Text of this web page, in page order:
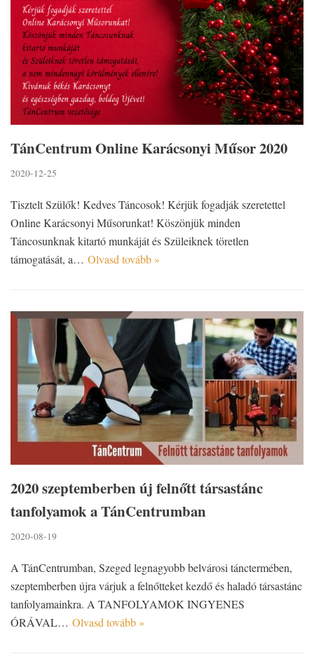
TánCentrum Online Karácsonyi Műsor 2020
2020-12-25
Tisztelt Szülők! Kedves Táncosok! Kérjük fogadják szeretettel
Online Karácsonyi Műsorunkat! Köszönjük minden
Táncosunknak kitartó munkáját és Szüleiknek töretlen
támogatását, a… Olvasd tovább »
2020 szeptemberben új felnőtt társastánc
tanfolyamok a TánCentrumban
2020-08-19
A TánCentrumban, Szeged legnagyobb belvárosi tánctermében,
szeptemberben újra várjuk a felnőtteket kezdő és haladó társastánc
tanfolyamainkra. A TANFOLYAMOK INGYENES
ÓRÁVAL… Olvasd tovább »